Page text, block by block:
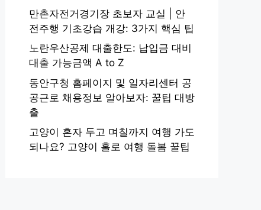
만촌자전거경기장 초보자 교실 | 안
전주행 기초강습 개강: 3가지 핵심 팁
노란우산공제 대출한도: 납입금 대비
대출 가능금액 A to Z
동안구청 홈페이지 및 일자리센터 공
공근로 채용정보 알아보자: 꿀팁 대방
출
고양이 혼자 두고 며칠까지 여행 가도
되나요? 고양이 홀로 여행 돌봄 꿀팁